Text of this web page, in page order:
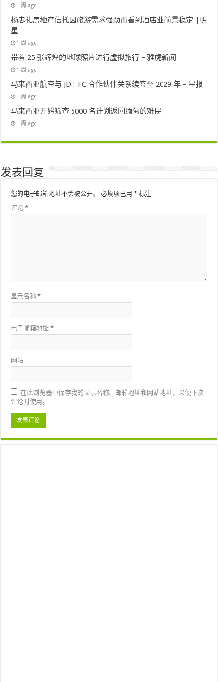
1 周 ago
杨忠礼房地产信托因旅游需求强劲而看到酒店业前景稳定 |明
星
1 周 ago
带着 25 张辉煌的地球照片进行虚拟旅行 – 雅虎新闻
1 周 ago
马来西亚航空与 JDT FC 合作伙伴关系续签至 2029 年 – 星报
1 周 ago
马来西亚开始筛查 5000 名计划返回缅甸的难民
1 周 ago
发表回复
您的电子邮箱地址不会被公开。 必填项已用* 标注
评论*
显示名称*
电子邮箱地址*
网站
在此浏览器中保存我的显示名称、邮箱地址和网站地址，以便下次
评论时使用。